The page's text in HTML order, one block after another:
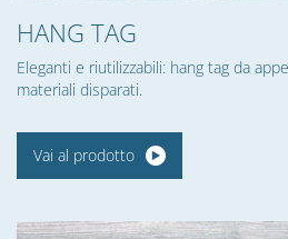
HANG TAG
Eleganti e riutilizzabili: hang tag da
materiali disparati.
Vai al prodotto